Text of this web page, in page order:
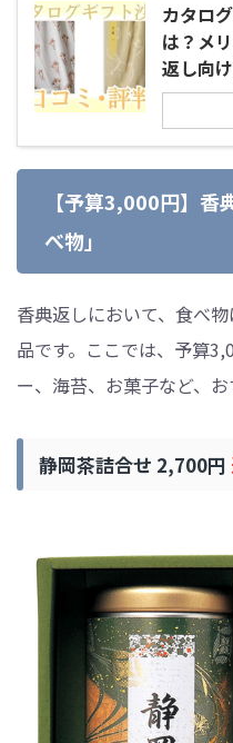
カタロ
は？メ
返し向け
【予算3,000円】香
べ物」
香典返しにおいて、食べ
品です。ここでは、予算
ー、海苔、お菓子など、お
静岡茶詰合せ 2,700円